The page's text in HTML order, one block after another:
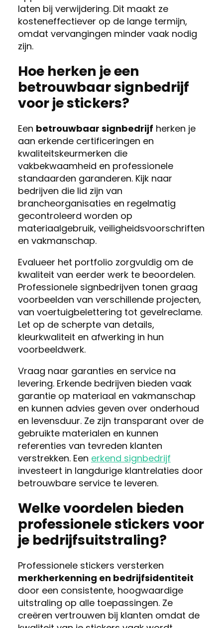
laten bij verwijdering. Dit maakt ze
kosteneffectiever op de lange termijn,
omdat vervangingen minder vaak nodig
zijn.
Hoe herken je een
betrouwbaar signbedrijf
voor je stickers?
Een betrouwbaar signbedrijf herken je
aan erkende certificeringen en
kwaliteitskeurmerken die
vakbekwaamheid en professionele
standaarden garanderen. Kijk naar
bedrijven die lid zijn van
brancheorganisaties en regelmatig
gecontroleerd worden op
materiaalgebruik, veiligheidsvoorschriften
en vakmanschap.
Evalueer het portfolio zorgvuldig om de
kwaliteit van eerder werk te beoordelen.
Professionele signbedrijven tonen graag
voorbeelden van verschillende projecten,
van voertuigbelettering tot gevelreclame.
Let op de scherpte van details,
kleurkwaliteit en afwerking in hun
voorbeeldwerk.
Vraag naar garanties en service na
levering. Erkende bedrijven bieden vaak
garantie op materiaal en vakmanschap
en kunnen advies geven over onderhoud
en levensduur. Ze zijn transparant over de
gebruikte materialen en kunnen
referenties van tevreden klanten
verstrekken. Een erkend signbedrijf
investeert in langdurige klantrelaties door
betrouwbare service te leveren.
Welke voordelen bieden
professionele stickers voor
je bedrijfsuitstraling?
Professionele stickers versterken
merkherkenning en bedrijfsidentiteit
door een consistente, hoogwaardige
uitstraling op alle toepassingen. Ze
creëren vertrouwen bij klanten omdat de